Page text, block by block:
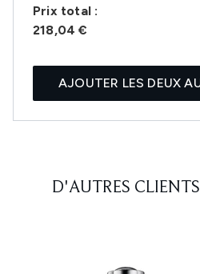
Prix ​​total :
218,04 €
AJOUTER LES DEUX
D'AUTRES